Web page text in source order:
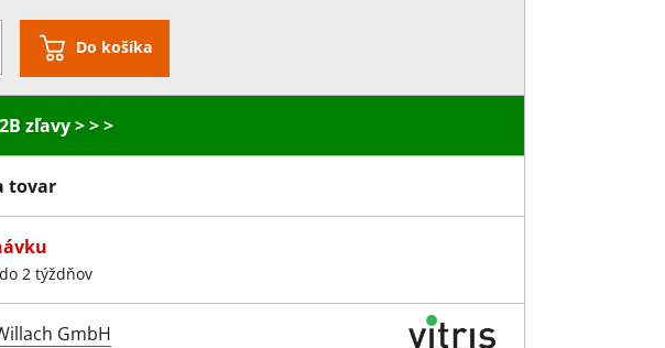
Do košíka
zľavy > > >
tovar
2 týždňov
GmbH